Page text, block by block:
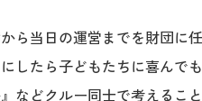
ら当日の運営までを財団に
したら子どもたちに喜んで
などクルー同士で考えるこ